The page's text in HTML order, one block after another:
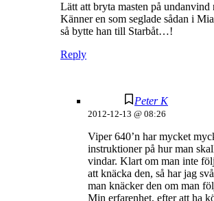
Lätt att bryta masten på undanvind
Känner en som seglade sådan i
så bytte han till Starbåt…!
Reply
Peter K
2012-12-13 @ 08:26
Viper 640’n har mycket
instruktioner på hur man
vindar. Klart om man inte
att knäcka den, så har jag
man knäcker den om man
Min erfarenhet, efter att ha